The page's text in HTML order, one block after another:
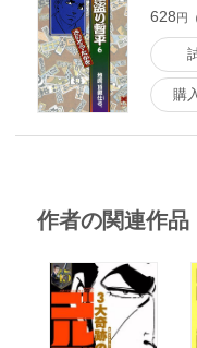
628円
購
作者の関連作品